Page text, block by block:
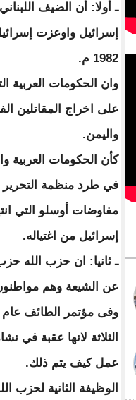
ـ أولا: أن الضيف
إسرائيل واوعزت
1982 م.
وان الحكومات العربية
على اخراج المقاتلين
واليمن.
كأن الحكومات العربية
في طرد منظمة
مفاوضات أوسلو التي
إسرائيل من اغتياله.
ـ ثانيا: ان حزب الله
عن الشيعة وهم
الثلاثة لانها عقبة في
عمل كيف يتم ذلك.
الوظيفة الثانية لحزب